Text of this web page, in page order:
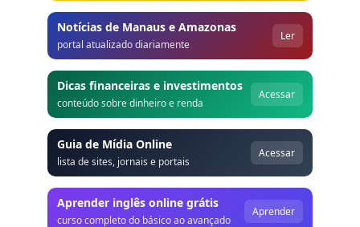
Notícias de Manaus e Amazonas
portal atualizado diariamente
Ler
Dicas financeiras e investimentos
conteúdo sobre dinheiro e renda
Acessar
Guia de Mídia Online
lista de sites, jornais e portais
Acessar
Aprender inglês online grátis
curso completo do básico ao avançado
Aprender